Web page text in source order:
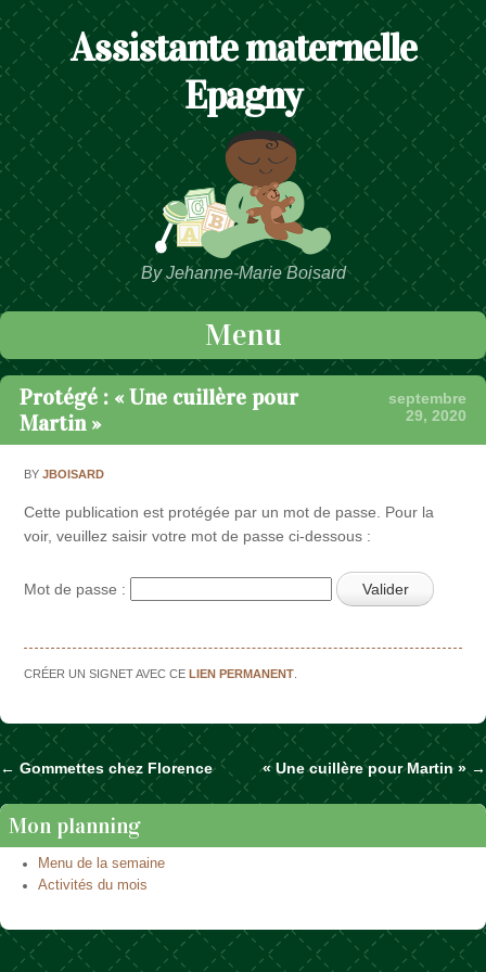
Assistante maternelle
Epagny
By Jehanne-Marie Boisard
Menu
Passer au contenu
Protégé : « Une cuillère pour
Martin »
septembre
29, 2020
BYJBOISARD
Cette publication est protégée par un mot de passe. Pour la
voir, veuillez saisir votre mot de passe ci-dessous :
Mot de passe :
CRÉER UN SIGNET AVEC CELIEN PERMANENT
Naviguer dans les articles
← Gommettes chez Florence « Une cuillère pour Martin » →
Mon planning
Menu de la semaine
Activités du mois